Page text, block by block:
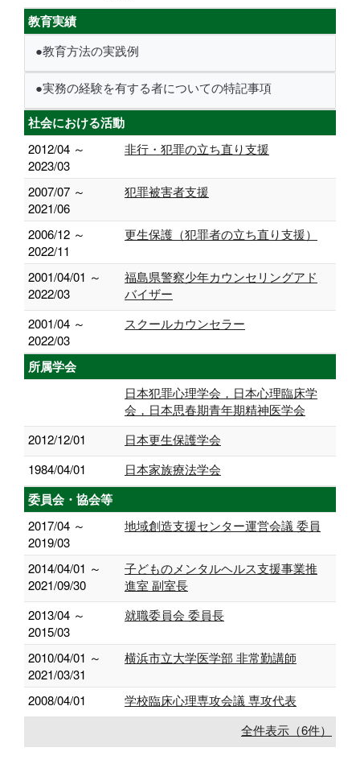
教育実績
●教育方法の実践例
●実務の経験を有する者についての特記事項
社会における活動
2012/04 ～
2023/03
非行・犯罪の立ち直り支援
2007/07 ～
2021/06
犯罪被害者支援
2006/12 ～
2022/11
更生保護（犯罪者の立ち直り支援）
2001/04/01 ～
2022/03
福島県警察少年カウンセリングアド
バイザー
2001/04 ～
2022/03
スクールカウンセラー
所属学会
日本犯罪心理学会，日本心理臨床学
会，日本思春期青年期精神医学会
2012/12/01
日本更生保護学会
1984/04/01
日本家族療法学会
委員会・協会等
2017/04 ～
2019/03
地域創造支援センター運営会議 委員
2014/04/01 ～
2021/09/30
子どものメンタルヘルス支援事業推
進室 副室長
2013/04 ～
2015/03
就職委員会 委員長
2010/04/01 ～
2021/03/31
横浜市立大学医学部 非常勤講師
2008/04/01
学校臨床心理専攻会議 専攻代表
全件表示（6件）